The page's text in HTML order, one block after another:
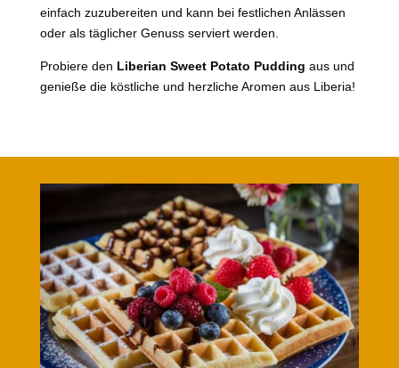
einfach zuzubereiten und kann bei festlichen Anlässen
oder als täglicher Genuss serviert werden.
Probiere den Liberian Sweet Potato Pudding aus und
genieße die köstliche und herzliche Aromen aus Liberia!